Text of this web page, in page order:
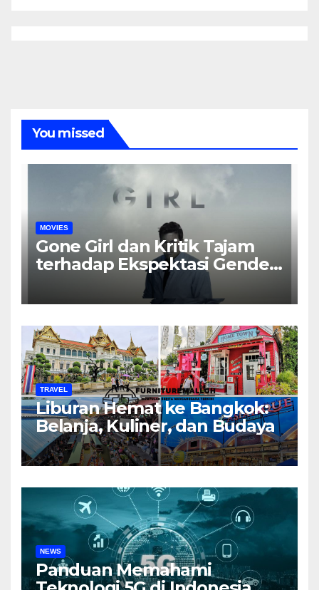
You missed
MOVIES
Gone Girl dan Kritik Tajam
terhadap Ekspektasi Gender
dalam Rumah Tangga
TRAVEL
Liburan Hemat ke Bangkok:
Belanja, Kuliner, dan Budaya
NEWS
Panduan Memahami